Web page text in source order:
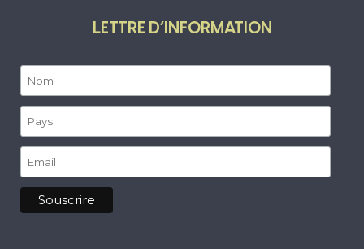
LETTRE D’INFORMATION